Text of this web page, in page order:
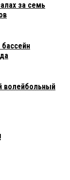
за семь
волейбольный